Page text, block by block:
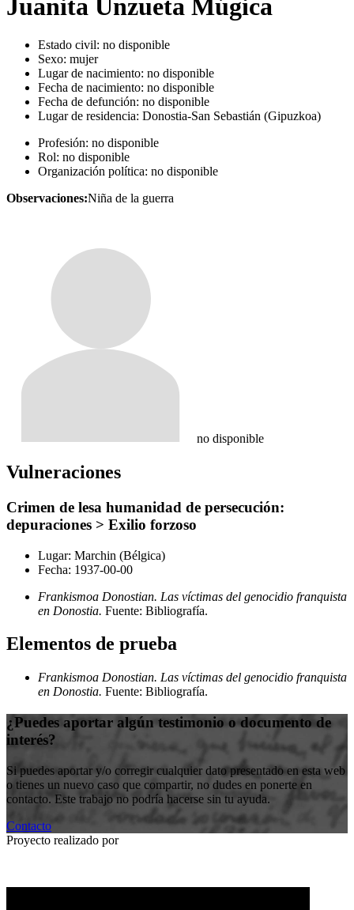
Juanita Unzueta Múgica
Estado civil: no disponible
Sexo: mujer
Lugar de nacimiento: no disponible
Fecha de nacimiento: no disponible
Fecha de defunción: no disponible
Lugar de residencia: Donostia-San Sebastián (Gipuzkoa)
Profesión: no disponible
Rol: no disponible
Organización política: no disponible
Observaciones:Niña de la guerra
no disponible
Vulneraciones
Crimen de lesa humanidad de persecución:
depuraciones > Exilio forzoso
Lugar: Marchin (Bélgica)
Fecha: 1937-00-00
Frankismoa Donostian. Las víctimas del genocidio franquista
en Donostia. Fuente: Bibliografía.
Elementos de prueba
Frankismoa Donostian. Las víctimas del genocidio franquista
en Donostia. Fuente: Bibliografía.
¿Puedes aportar algún testimonio o documento de
interés?
Si puedes aportar y/o corregir cualquier dato presentado en esta web
o tienes un nuevo caso que compartir, no dudes en ponerte en
contacto. Este trabajo no podría hacerse sin tu ayuda.
Contacto
Proyecto realizado por